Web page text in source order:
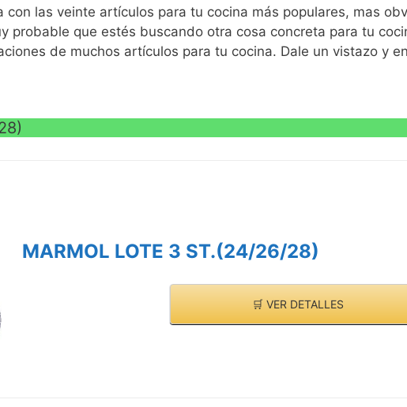
VER
VER
con las veinte artículos para tu cocina más populares, mas
probable que estés buscando otra cosa concreta para tu
de muchos artículos para tu cocina. Dale un vistazo y
MARMOL LOTE 3 ST.(24/26/28)
🛒 VER DETALLES